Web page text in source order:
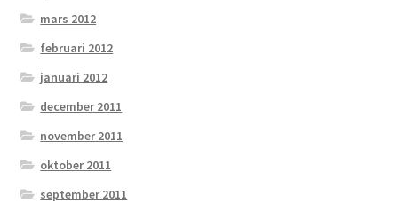
mars 2012
februari 2012
januari 2012
december 2011
november 2011
oktober 2011
september 2011